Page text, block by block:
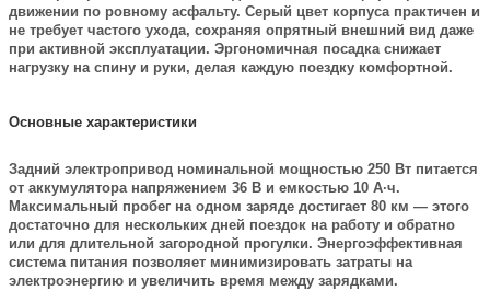
движении по ровному асфальту. Серый цвет корпуса практичен и
не требует частого ухода, сохраняя опрятный внешний вид даже
при активной эксплуатации. Эргономичная посадка снижает
нагрузку на спину и руки, делая каждую поездку комфортной.
Основные характеристики
Задний электропривод номинальной мощностью 250 Вт питается
от аккумулятора напряжением 36 В и емкостью 10 А·ч.
Максимальный пробег на одном заряде достигает 80 км — этого
достаточно для нескольких дней поездок на работу и обратно
или для длительной загородной прогулки. Энергоэффективная
система питания позволяет минимизировать затраты на
электроэнергию и увеличить время между зарядками.